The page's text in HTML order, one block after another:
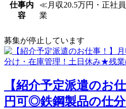
仕事内
容
≪月収20.5万円・正社
業
募集が停止しています
【紹介予定派遣のお
円可◎鉄鋼製品の仕分